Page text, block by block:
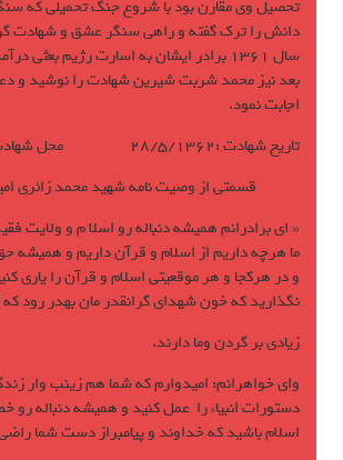
تحصیل وی مقارن بود با شروع جنگ تحمیلی كه
دانش را ترك گفته و راهی سنگر عشق و شهادت
سال 1361 برادر ایشان به اسارت رژیم بعثی
بعد نیز محمد شربت شیرین شهادت را نوشید و
اجابت نمود.
تاریخ شهادت :28/5/1362 محل شهادت: دیواندره
قسمتی از وصیت نامه شهید محمد زائری
« ای برادرانم همیشه دنباله رو اسلا م و ولایت
ما هرچه داریم از اسلام و قرآن داریم و همیشه
و در هركجا و هر موقعیتی اسلام و قرآن را یاری
نگذارید كه خون شهدای گرانقدر مان بهدر رود كه
زیادی بر گردن وما دارند.
وای خواهرانم: امیدوارم كه شما هم زینب وار
دستورات انبیاء را عمل كنید و همیشه دنباله رو
اسلام باشید كه خداوند و پیامبراز دست شما